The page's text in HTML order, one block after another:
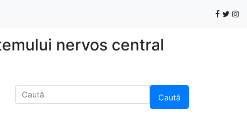
nervos central
Caută